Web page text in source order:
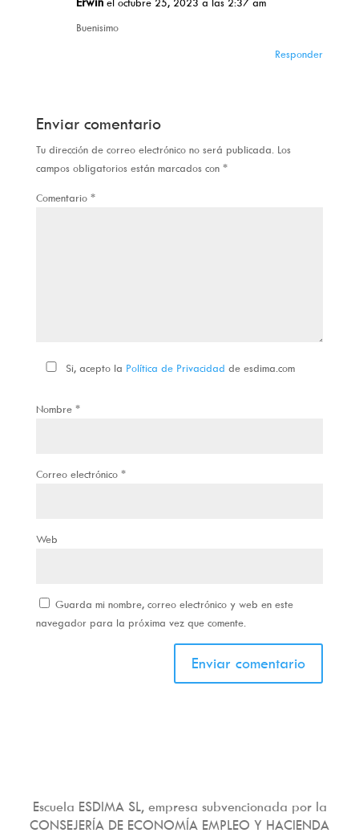
el octubre 25, 2023 a las 2:37 am
Buenisimo
Responder
Enviar comentario
Tu dirección de correo electrónico no será publicada. Los
campos obligatorios están marcados con *
Comentario *
Si, acepto la Política de Privacidad de esdima.com
Nombre *
Correo electrónico *
Web
Guarda mi nombre, correo electrónico y web en este
navegador para la próxima vez que comente.
Escuela ESDIMA SL, empresa subvencionada por la
CONSEJERÍA DE ECONOMÍA EMPLEO Y HACIENDA